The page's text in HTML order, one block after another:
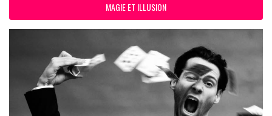
MAGIE ET ILLUSION